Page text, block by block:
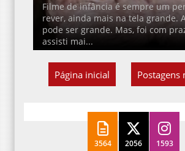
Filme de infância é sempre um
rever, ainda mais na tela grande.
pode ser grande. Mas, foi com
assisti mai...
Postagens
Página inicial
3564 2056 1593